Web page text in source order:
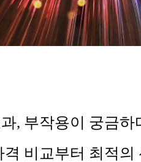
, 부작용이 궁금하
격 비교부터 최적의